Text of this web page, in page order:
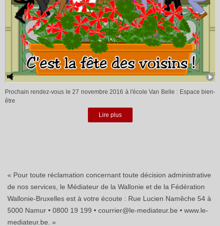
Prochain rendez-vous le 27 novembre 2016 à l'école Van Belle : Espace bien-
être
Lire plus
« Pour toute réclamation concernant toute décision administrative
de nos services, le Médiateur de la Wallonie et de la Fédération
Wallonie-Bruxelles est à votre écoute : Rue Lucien Namêche 54 à
5000 Namur • 0800 19 199 • courrier@le-mediateur.be • www.le-
mediateur.be. »